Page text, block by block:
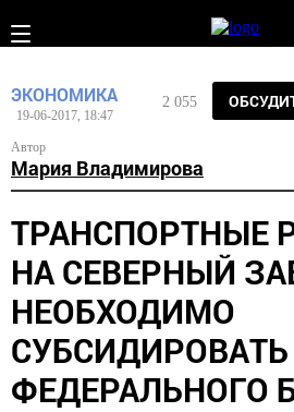
ЭКОНОМИКА
19-06-2017, 18:47
Автор
Мария Владимирова
2 055
ТРАНСПОРТНЫЕ
НА СЕВЕРНЫЙ
НЕОБХОДИМО
ФЕДЕРАЛЬНОГО